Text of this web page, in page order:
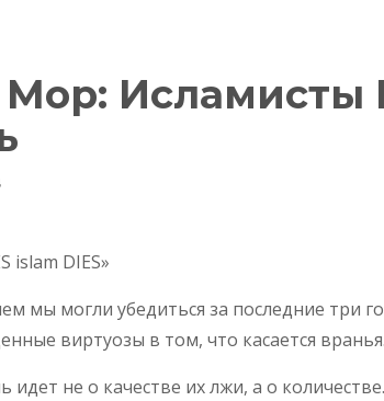
Мор:
islam DIES»
мы могли убедиться за последние три
виртуозы в том, что касается вранья.
идет не о качестве их лжи, а о количестве.